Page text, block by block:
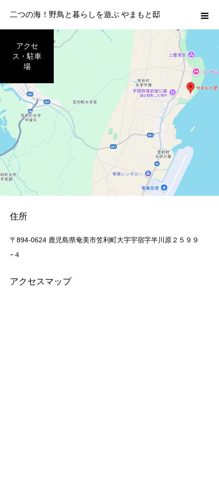
二つの海！野鳥と暮らしを遊ぶ やまもと邸
アクセ
ス・駐車
場
住所
〒894-0624 鹿児島県奄美市笠利町大字宇宿字半川原２５９９
−４
アクセスマップ